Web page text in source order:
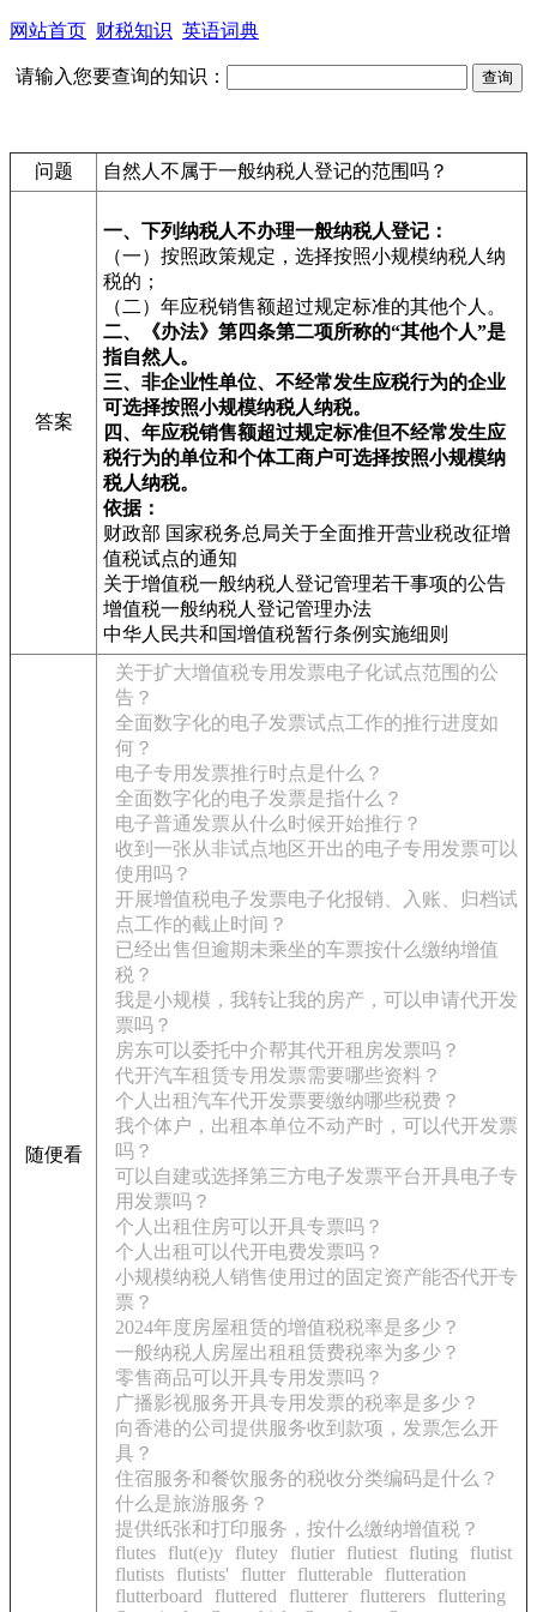
网站首页 财税知识 英语词典
请输入您要查询的知识：
问题 自然人不属于一般纳税人登记的范围吗？
答案
一、下列纳税人不办理一般纳税人登记：
（一）按照政策规定，选择按照小规模纳税人纳
税的；
（二）年应税销售额超过规定标准的其他个人。
二、《办法》第四条第二项所称的“其他个人”是
指自然人。
三、非企业性单位、不经常发生应税行为的企业
可选择按照小规模纳税人纳税。
四、年应税销售额超过规定标准但不经常发生应
税行为的单位和个体工商户可选择按照小规模纳
税人纳税。
依据：
财政部 国家税务总局关于全面推开营业税改征增
值税试点的通知
关于增值税一般纳税人登记管理若干事项的公告
增值税一般纳税人登记管理办法
中华人民共和国增值税暂行条例实施细则
随便看
关于扩大增值税专用发票电子化试点范围的公
告？
全面数字化的电子发票试点工作的推行进度如
何？
电子专用发票推行时点是什么？
全面数字化的电子发票是指什么？
电子普通发票从什么时候开始推行？
收到一张从非试点地区开出的电子专用发票可以
使用吗？
开展增值税电子发票电子化报销、入账、归档试
点工作的截止时间？
已经出售但逾期未乘坐的车票按什么缴纳增值
税？
我是小规模，我转让我的房产，可以申请代开发
票吗？
房东可以委托中介帮其代开租房发票吗？
代开汽车租赁专用发票需要哪些资料？
个人出租汽车代开发票要缴纳哪些税费？
我个体户，出租本单位不动产时，可以代开发票
吗？
可以自建或选择第三方电子发票平台开具电子专
用发票吗？
个人出租住房可以开具专票吗？
个人出租可以代开电费发票吗？
小规模纳税人销售使用过的固定资产能否代开专
票？
2024年度房屋租赁的增值税税率是多少？
一般纳税人房屋出租租赁费税率为多少？
零售商品可以开具专用发票吗？
广播影视服务开具专用发票的税率是多少？
向香港的公司提供服务收到款项，发票怎么开
具？
住宿服务和餐饮服务的税收分类编码是什么？
什么是旅游服务？
提供纸张和打印服务，按什么缴纳增值税？
flutes
flut(e)y flutey flutier flutiest fluting
flutist
flutists
flutists' flutter flutterable
flutteration
flutterboard
fluttered flutterer flutterers
fluttering